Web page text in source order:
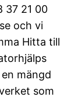
37 21 00
och vi
Hitta till
mängd
som